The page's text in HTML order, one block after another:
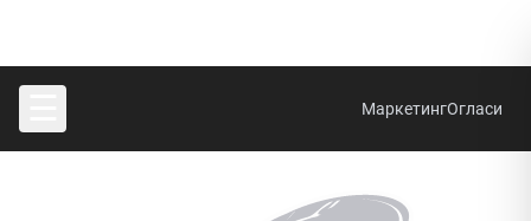
МаркетингОгласи